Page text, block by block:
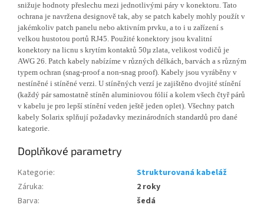
snižuje hodnoty přeslechu mezi jednotlivými páry v konektoru. Tato
ochrana je navržena designově tak, aby se patch kabely mohly použít v
jakémkoliv patch panelu nebo aktivním prvku, a to i u zařízení s
velkou hustotou portů RJ45. Použité konektory jsou kvalitní
konektory na licnu s krytím kontaktů 50µ zlata, velikost vodičů je
AWG 26. Patch kabely nabízíme v různých délkách, barvách a s různým
typem ochran (snag-proof a non-snag proof). Kabely jsou vyráběny v
nestíněné i stíněné verzi. U stíněných verzí je zajištěno dvojité stínění
(každý pár samostatně stíněn aluminiovou fólií a kolem všech čtyř párů
v kabelu je pro lepší stínění veden ještě jeden oplet). Všechny patch
kabely Solarix splňují požadavky mezinárodních standardů pro dané
kategorie.
Doplňkové parametry
Kategorie:
Strukturovaná kabeláž
Záruka:
2 roky
Barva:
šedá